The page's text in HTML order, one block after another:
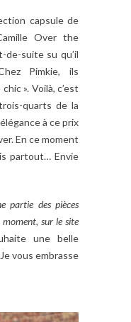
capsule de
Over the
de-suite su qu’il
Pimkie, ils
». Voilà, c’est
quarts de la
à ce prix
En ce moment
partout… Envie
partie des pièces
sur le site
une belle
vous embrasse